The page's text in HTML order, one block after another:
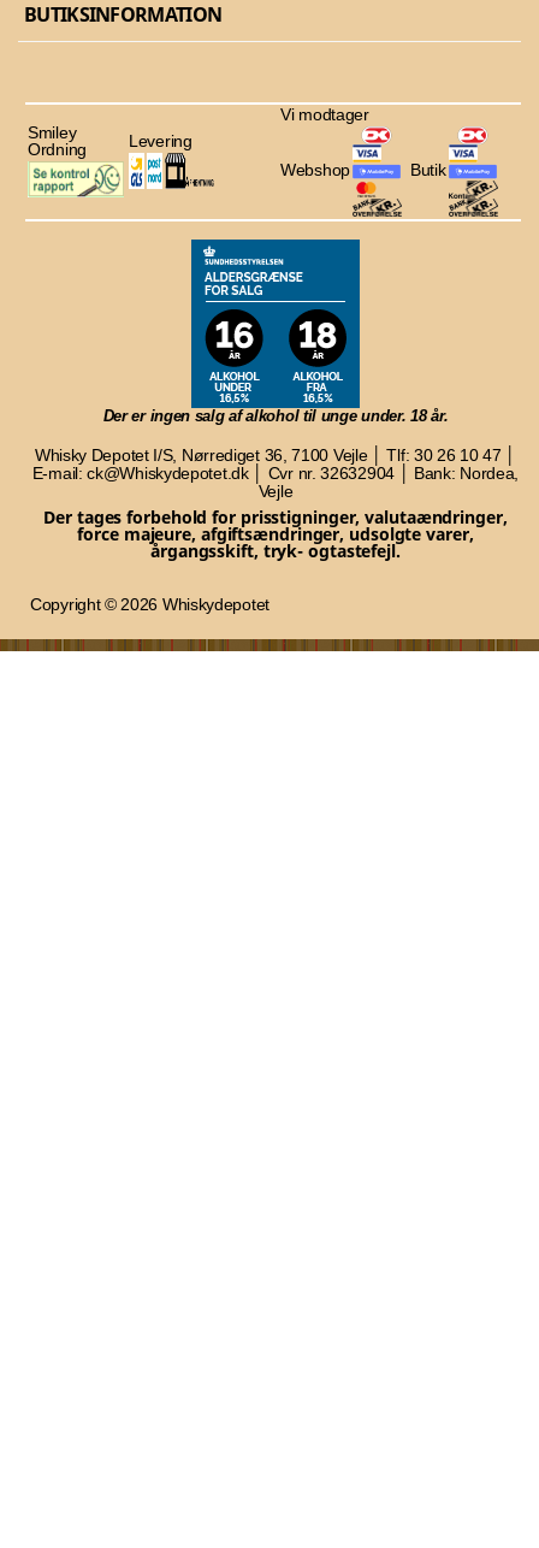
BUTIKSINFORMATION
Smiley
Ordning
Levering
Vi modtager
Webshop Butik
Der er ingen salg af alkohol til unge under. 18 år.
Whisky Depotet I/S, Nørrediget 36, 7100 Vejle │ Tlf: 30 26 10 47 │
E-mail: ck@Whiskydepotet.dk │ Cvr nr. 32632904 │ Bank: Nordea,
Vejle
Der tages forbehold for prisstigninger, valutaændringer,
force majeure, afgiftsændringer, udsolgte varer,
årgangsskift, tryk- ogtastefejl.
Copyright © 2026 Whiskydepotet